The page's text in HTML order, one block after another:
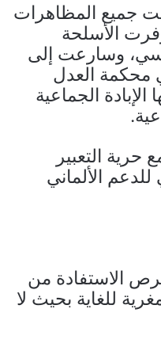
جميع المظاهرات
الأسلحة
وسارعت إلى
محكمة العدل
الجماعية
التعبير
الألماني
الاستفادة من
للغاية بحيث لا